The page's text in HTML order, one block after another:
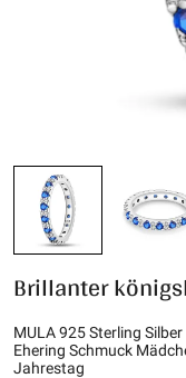
Brillanter
MULA 925 Sterling
Ehering Schmuck
Jahrestag